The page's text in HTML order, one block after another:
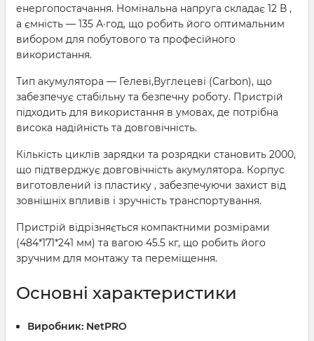
енергопостачання. Номінальна напруга складає 12 В ,
а ємність — 135 А·год, що робить його оптимальним
вибором для побутового та професійного
використання.
Тип акумулятора — Гелеві,Вуглецеві (Carbon), що
забезпечує стабільну та безпечну роботу. Пристрій
підходить для використання в умовах, де потрібна
висока надійність та довговічність.
Кількість циклів зарядки та розрядки становить 2000,
що підтверджує довговічність акумулятора. Корпус
виготовлений із пластику , забезпечуючи захист від
зовнішніх впливів і зручність транспортування.
Пристрій відрізняється компактними розмірами
(484*171*241 мм) та вагою 45.5 кг, що робить його
зручним для монтажу та переміщення.
Основні характеристики
Виробник: NetPRO